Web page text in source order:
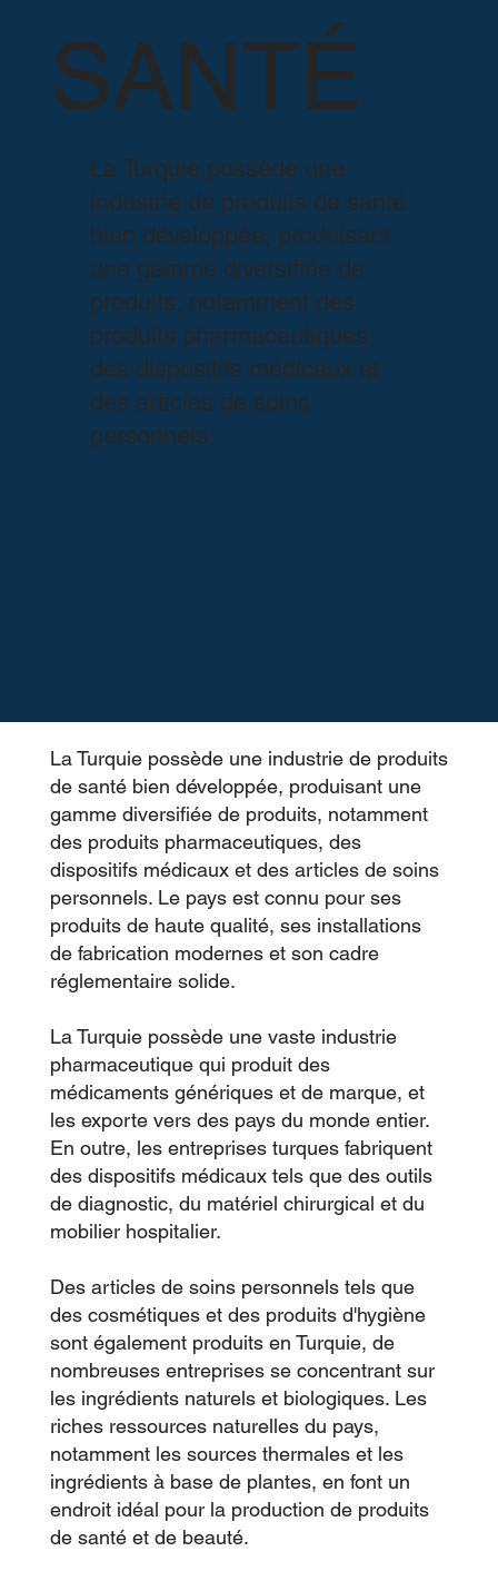
SANTÉ
La Turquie possède une
industrie de produits de santé
bien développée, produisant
une gamme diversifiée de
produits, notamment des
produits pharmaceutiques,
des dispositifs médicaux et
des articles de soins
personnels.
La Turquie possède une industrie de produits
de santé bien développée, produisant une
gamme diversifiée de produits, notamment
des produits pharmaceutiques, des
dispositifs médicaux et des articles de soins
personnels. Le pays est connu pour ses
produits de haute qualité, ses installations
de fabrication modernes et son cadre
réglementaire solide.
La Turquie possède une vaste industrie
pharmaceutique qui produit des
médicaments génériques et de marque, et
les exporte vers des pays du monde entier.
En outre, les entreprises turques fabriquent
des dispositifs médicaux tels que des outils
de diagnostic, du matériel chirurgical et du
mobilier hospitalier.
Des articles de soins personnels tels que
des cosmétiques et des produits d'hygiène
sont également produits en Turquie, de
nombreuses entreprises se concentrant sur
les ingrédients naturels et biologiques. Les
riches ressources naturelles du pays,
notamment les sources thermales et les
ingrédients à base de plantes, en font un
endroit idéal pour la production de produits
de santé et de beauté.